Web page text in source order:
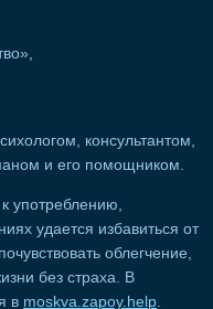
консультантом,
и его помощником.
употреблению,
удается избавиться от
облегчение,
без страха. В
в moskva.zapoy.help